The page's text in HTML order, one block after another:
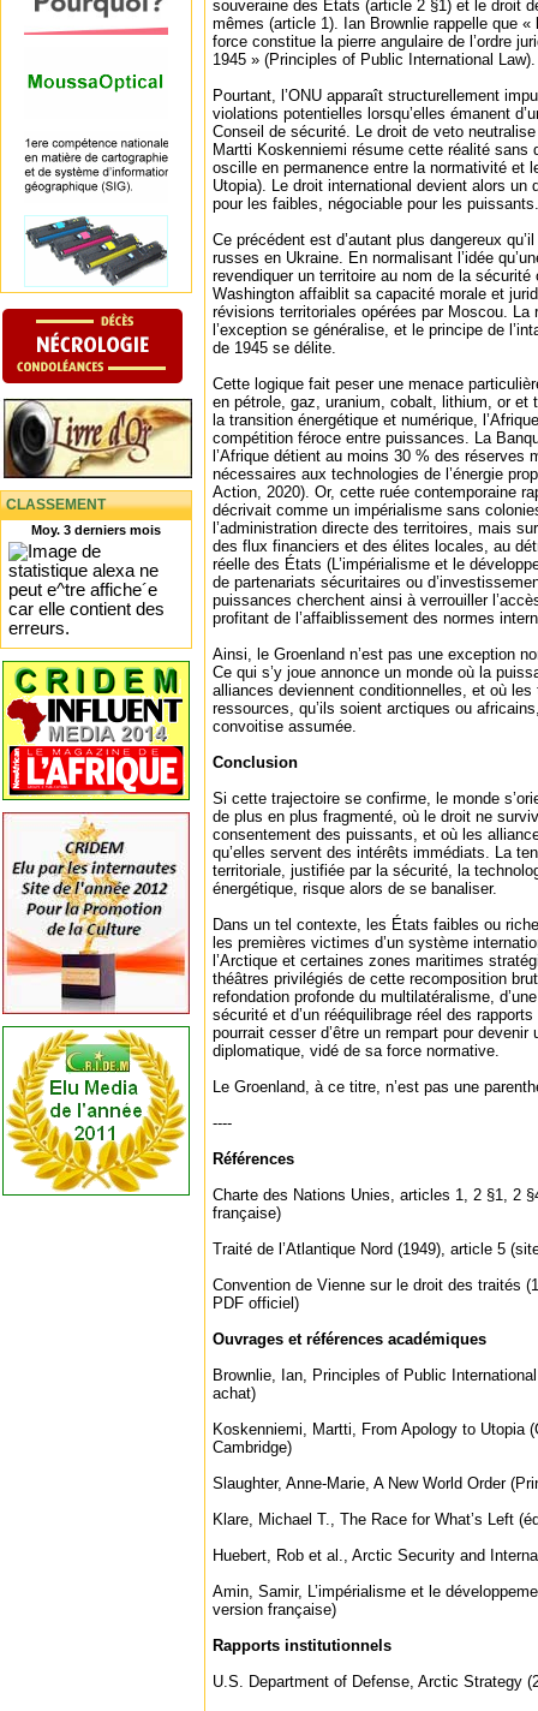
CLASSEMENT
Moy. 3 derniers mois
souveraine des États (article 2 §1) et le droit
mêmes (article 1). Ian Brownlie rappelle que «
force constitue la pierre angulaire de l’ordre
1945 » (Principles of Public International Law).
Pourtant, l’ONU apparaît structurellement
violations potentielles lorsqu’elles émanent
Conseil de sécurité. Le droit de veto
Martti Koskenniemi résume cette réalité sans
oscille en permanence entre la normativité et
Utopia). Le droit international devient alors un
pour les faibles, négociable pour les puissants.
Ce précédent est d’autant plus dangereux
russes en Ukraine. En normalisant l’idée
revendiquer un territoire au nom de la
Washington affaiblit sa capacité morale et
révisions territoriales opérées par Moscou. La
l’exception se généralise, et le principe de
de 1945 se délite.
Cette logique fait peser une menace
en pétrole, gaz, uranium, cobalt, lithium, or et
la transition énergétique et numérique,
compétition féroce entre puissances. La
l’Afrique détient au moins 30 % des réserves
nécessaires aux technologies de l’énergie
Action, 2020). Or, cette ruée contemporaine
décrivait comme un impérialisme sans
l’administration directe des territoires, mais
des flux financiers et des élites locales, au
réelle des États (L’impérialisme et le
de partenariats sécuritaires ou
puissances cherchent ainsi à verrouiller
profitant de l’affaiblissement des normes
Ainsi, le Groenland n’est pas une exception
Ce qui s’y joue annonce un monde où la
alliances deviennent conditionnelles, et où les
ressources, qu’ils soient arctiques ou
convoitise assumée.
Conclusion
Si cette trajectoire se confirme, le monde
de plus en plus fragmenté, où le droit ne
consentement des puissants, et où les
qu’elles servent des intérêts immédiats. La
territoriale, justifiée par la sécurité, la
énergétique, risque alors de se banaliser.
Dans un tel contexte, les États faibles ou
les premières victimes d’un système
l’Arctique et certaines zones maritimes
théâtres privilégiés de cette recomposition
refondation profonde du multilatéralisme,
sécurité et d’un rééquilibrage réel des
pourrait cesser d’être un rempart pour devenir
diplomatique, vidé de sa force normative.
Le Groenland, à ce titre, n’est pas une
----
Références
Charte des Nations Unies, articles 1, 2 §1, 2
française)
Traité de l’Atlantique Nord (1949), article 5
Convention de Vienne sur le droit des traités
PDF officiel)
Ouvrages et références académiques
Brownlie, Ian, Principles of Public
achat)
Koskenniemi, Martti, From Apology to Utopia
Cambridge)
Slaughter, Anne-Marie, A New World Order
Klare, Michael T., The Race for What’s Left
Huebert, Rob et al., Arctic Security and
Amin, Samir, L’impérialisme et le
version française)
Rapports institutionnels
U.S. Department of Defense, Arctic Strategy